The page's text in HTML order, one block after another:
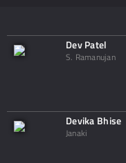
Dev Patel
S. Ramanujan
Devika Bhise
Janaki